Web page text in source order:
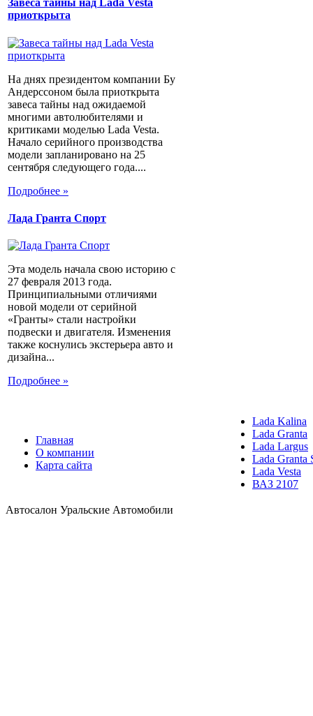
Завеса тайны над Lada Vesta
приоткрыта
На днях президентом компании Бу
Андерссоном была приоткрыта
завеса тайны над ожидаемой
многими автолюбителями и
критиками моделью Lada Vesta.
Начало серийного производства
модели запланировано на 25
сентября следующего года....
Подробнее »
Лада Гранта Спорт
Эта модель начала свою историю с
27 февраля 2013 года.
Принципиальными отличиями
новой модели от серийной
«Гранты» стали настройки
подвески и двигателя. Изменения
также коснулись экстерьера авто и
дизайна...
Подробнее »
Главная
О компании
Карта сайта
Lada Kalina
Lada Granta
Lada Largus
Lada Granta
Lada Vesta
ВАЗ 2107
Автосалон Уральские Автомобили